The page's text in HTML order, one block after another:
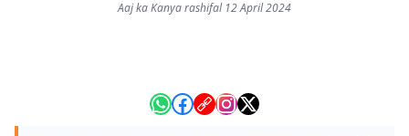
Aaj ka Kanya rashifal 12 April 2024